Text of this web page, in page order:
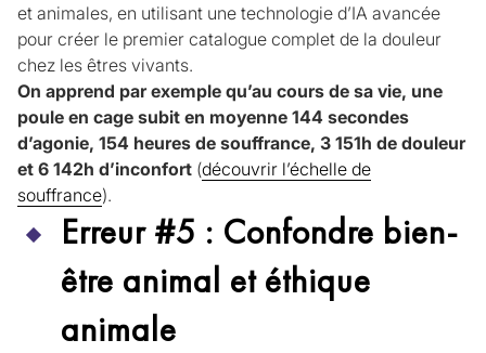
et animales, en utilisant une technologie d’IA avancée
pour créer le premier catalogue complet de la douleur
chez les êtres vivants.
On apprend par exemple qu’au cours de sa vie, une
poule en cage subit en moyenne 144 secondes
d’agonie, 154 heures de souffrance, 3 151h de douleur
et 6 142h d’inconfort (découvrir l’échelle de
souffrance).
Erreur #5 : Confondre bien-
être animal et éthique
animale